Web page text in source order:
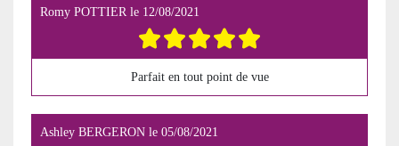
Romy POTTIERle 12/08/2021
Parfait en tout point de vue
Ashley BERGERON le 05/08/2021